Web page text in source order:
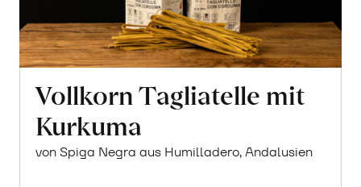
Vollkorn Tagliatelle mit
Kurkuma
von Spiga Negra aus Humilladero, Andalusien